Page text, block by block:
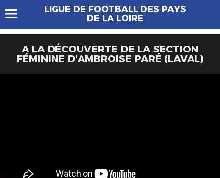
LIGUE DE FOOTBALL DES PAYS
DE LA LOIRE
A LA DÉCOUVERTE DE LA SECTION
FÉMININE D'AMBROISE PARÉ (LAVAL)